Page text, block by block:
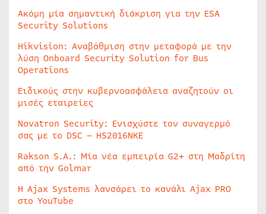
Ακόμη μία σημαντική διάκριση για την ESA
Security Solutions
Hikvision: Αναβάθμιση στην μεταφορά με την
λύση Onboard Security Solution for Bus
Operations
Ειδικούς στην κυβερνοασφάλεια αναζητούν οι
μισές εταιρείες
Novatron Security: Ενισχύστε τον συναγερμό
σας με το DSC – HS2016NKE
Rakson S.A.: Μία νέα εμπειρία G2+ στη Μαδρίτη
από την Golmar
Η Ajax Systems λανσάρει το κανάλι Ajax PRO
στο YouTube